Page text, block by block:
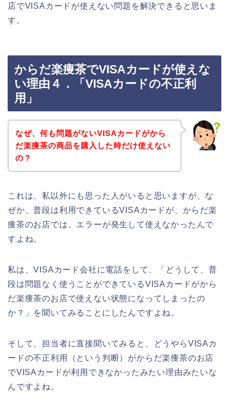
店でVISAカードが使えない問題を解決できると思いま
す。
からだ楽痩茶でVISAカードが使えな
い理由４．「VISAカードの不正利
用」
なぜ、何も問題がないVISAカードがから
だ楽痩茶の商品を購入した時だけ使えない
の？
これは、私以外にも思った人がいると思いますが、な
ぜか、普段は利用できているVISAカードが、からだ楽
痩茶のお店では、エラーが発生して使えなかったんで
すよね。
私は、VISAカード会社に電話をして、「どうして、普
段は問題なく使うことができているVISAカードがから
だ楽痩茶のお店で使えない状態になってしまったの
か？」を聞いてみることにしたんですよね。
そして、担当者に直接聞いてみると、どうやらVISAカ
ードの不正利用（という判断）がからだ楽痩茶のお店
でVISAカードが利用できなかったみたい理由みたいな
んですよね。